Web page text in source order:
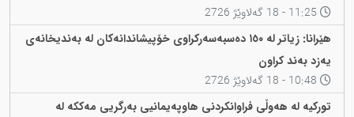
هێرانا: زیاتر لە ١٥٠ دەسبەسەرکراوی خۆپیشاندانەکان لە بەندیخانەی
یەزد بەند کراون
تورکیە لە هەوڵی فراوانکردنی هاوپەیمانیی بەرگریی مەککە لە